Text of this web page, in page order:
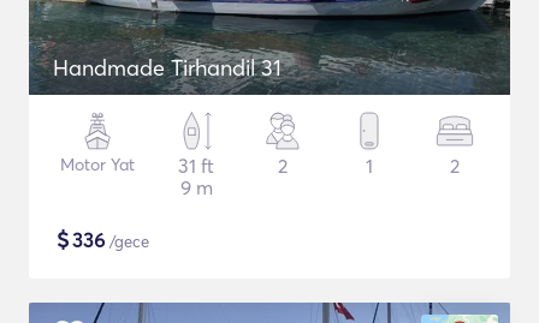
Handmade Tirhandil 31
Motor Yat
31 ft
9 m
2 1 2
$336 /gece